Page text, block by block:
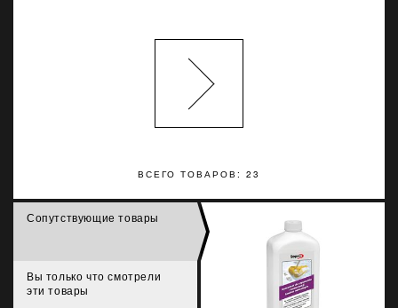
ВСЕГО ТОВАРОВ: 23
Сопутствующие товары
Вы только что смотрели
эти товары